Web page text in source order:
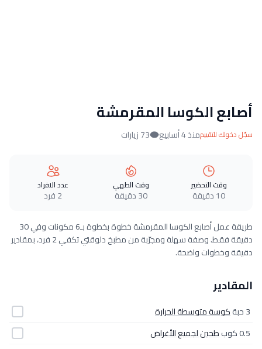
أصابع الكوسا المقرمشة
سجّل دخولك للتقييممنذ 4 أسابيع 73 زيارات
وقت التحضير
10 دقيقة
وقت الطهي
30 دقيقة
عدد الافراد
2 فرد
طريقة عمل أصابع الكوسا المقرمشة خطوة بخطوة بـ6 مكونات وفي 30
دقيقة فقط. وصفة سهلة ومجرّبة من مطبخ دلوقتي تكفي 2 فرد، بمقادير
دقيقة وخطوات واضحة.
المقادير
3 حبة
كوسة متوسطة الحرارة
0.5 كوب
طحين لجميع الأغراض